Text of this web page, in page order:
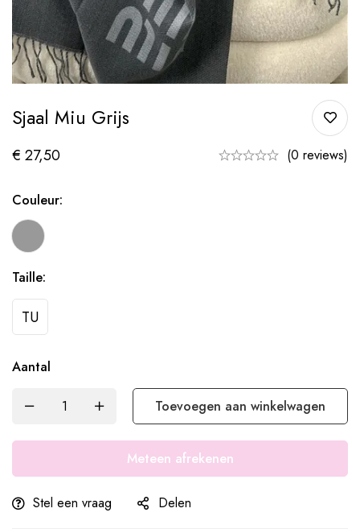
Sjaal Miu Grijs
€ 27,50 (0 reviews)
Couleur:
Taille:
TU
Aantal
Toevoegen aan winkelwagen
Meteen afrekenen
Stel een vraag Delen